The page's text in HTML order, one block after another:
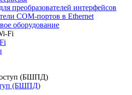
преобразователей интерфейсов
COM-портов в Ethernet
оборудование
(БШПД)